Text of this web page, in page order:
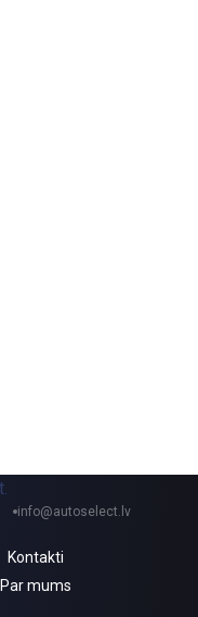
info@autoselect.lv
Kontakti
Par mums